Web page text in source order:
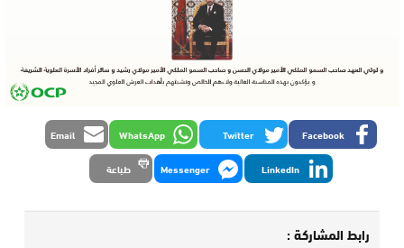
Facebook
Twitter
WhatsApp
Email
LinkedIn
Messenger طباعة
رابط المشاركة :